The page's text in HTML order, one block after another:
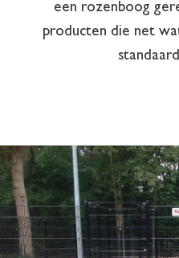
een rozenboog
producten die net